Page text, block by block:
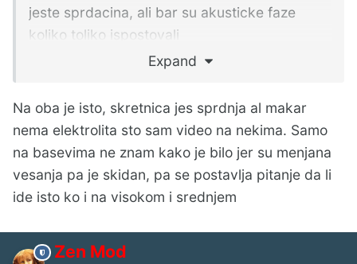
jeste sprdacina, ali bar su akusticke faze
koliko toliko ispostovali
moral of the story = akusticka faza je vazna,
obrnuta
Expand
Na oba je isto, skretnica jes sprdnja al makar
nema elektrolita sto sam video na nekima. Samo
na basevima ne znam kako je bilo jer su menjana
vesanja pa je skidan, pa se postavlja pitanje da li
ide isto ko i na visokom i srednjem
Zen Mod